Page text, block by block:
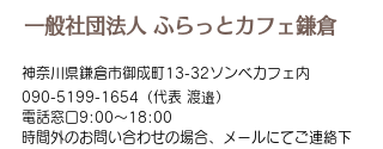
一般社団法人 ふらっとカフェ鎌倉
神奈川県鎌倉市御成町13-32ソンベカフェ内
090-5199-1654（代表 渡邉）
電話窓口9:00～18:00
時間外のお問い合わせの場合、メールにてご連絡下